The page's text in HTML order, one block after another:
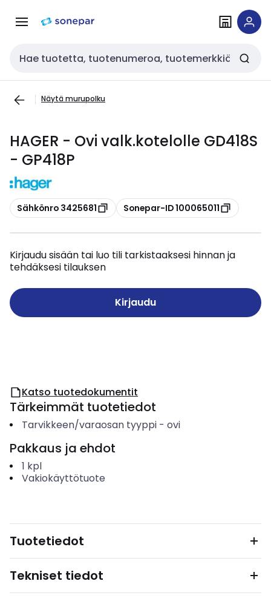
navigointiinsisältöön
Haku
Näytä murupolku
HAGER - Ovi valk.kotelolle GD418S
- GP418P
Kopioi
Sähkönro 3425681 Kopioi
Sonepar-ID 100065011
Kirjaudu sisään tai luo tili tarkistaaksesi hinnan ja
tehdäksesi tilauksen
Kirjaudu
Katso tuotedokumentit
Tärkeimmät tuotetiedot
Tarvikkeen/varaosan tyyppi- ovi
Pakkaus ja ehdot
1 kpl
Vakiokäyttötuote
Tuotetiedot
Tekniset tiedot